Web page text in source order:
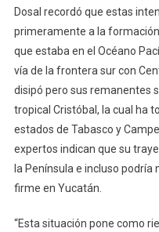
Dosal recordó que estas
primeramente a la
que estaba en el Océano
vía de la frontera sur con
disipó pero sus remanentes
tropical Cristóbal, la cual ha
estados de Tabasco y
expertos indican que su
la Península e incluso
firme en Yucatán.
“Esta situación pone como